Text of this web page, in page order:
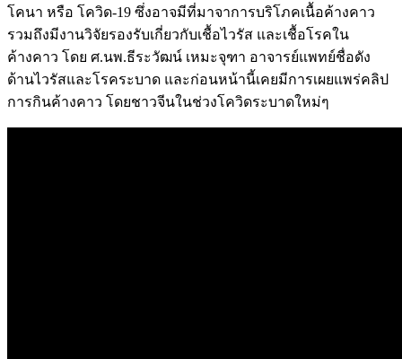
โคนา หรือ โควิด-19 ซึ่งอาจมีที่มาจาการบริโภคเนื้อค้างคาว
รวมถึงมีงานวิจัยรองรับเกี่ยวกับเชื้อไวรัส และเชื้อโรคใน
ค้างคาว โดย ศ.นพ.ธีระวัฒน์ เหมะจุฑา อาจารย์แพทย์ชื่อดัง
ด้านไวรัสและโรคระบาด และก่อนหน้านี้เคยมีการเผยแพร่คลิป
การกินค้างคาว โดยชาวจีนในช่วงโควิดระบาดใหม่ๆ